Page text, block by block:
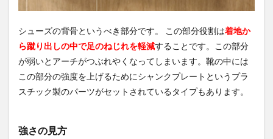
シューズの背骨というべき部分です。 この部分役割は着地か
ら蹴り出しの中で足のねじれを軽減することです。この部分
が弱いとアーチがつぶれやくなってしまいます。 靴の中には
この部分の強度を上げるためにシャンクプレートというプラ
スチック製のパーツがセットされているタイプもあります。
強さの見方